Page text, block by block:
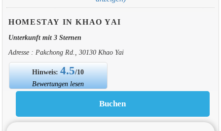
HOMESTAY IN KHAO YAI
Unterkunft mit 3 Sternen
Adresse : Pakchong Rd., 30130 Khao Yai
Hinweis:4.5/10
Bewertungen lesen